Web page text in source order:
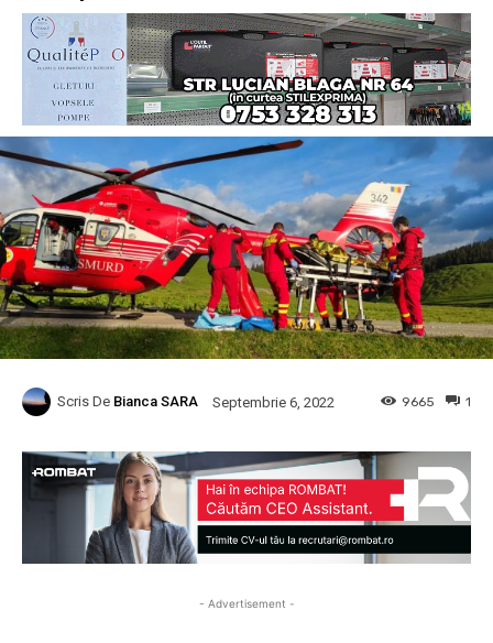
Scris De Bianca SARA Septembrie 6, 2022 1
9665
- Advertisement -